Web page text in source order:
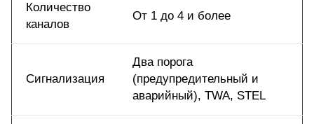
Количество
каналов
От 1 до 4 и более
Сигнализация
Два порога
(предупредительный и
аварийный), TWA, STEL